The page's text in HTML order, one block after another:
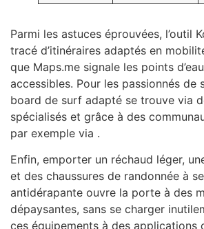
Parmi les astuces éprouvées, l’outil
tracé d’itinéraires adaptés en
que Maps.me signale les points
accessibles. Pour les passionnés de
board de surf adapté se trouve via
spécialisés et grâce à des
par exemple via .
Enfin, emporter un réchaud léger,
et des chaussures de randonnée à
antidérapante ouvre la porte à des
dépaysantes, sans se charger
ces équipements à des applications